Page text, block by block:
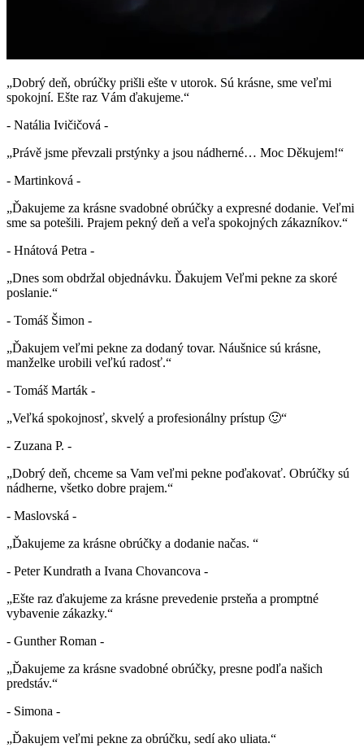
„Dobrý deň, obrúčky prišli ešte v utorok. Sú krásne, sme veľmi
spokojní. Ešte raz Vám ďakujeme.“
- Natália Ivičičová -
„Právě jsme převzali prstýnky a jsou nádherné… Moc Děkujem!“
- Martinková -
„Ďakujeme za krásne svadobné obrúčky a expresné dodanie. Veľmi
sme sa potešili. Prajem pekný deň a veľa spokojných zákazníkov.“
- Hnátová Petra -
„Dnes som obdržal objednávku. Ďakujem Veľmi pekne za skoré
poslanie.“
- Tomáš Šimon -
„Ďakujem veľmi pekne za dodaný tovar. Náušnice sú krásne,
manželke urobili veľkú radosť.“
- Tomáš Marták -
„Veľká spokojnosť, skvelý a profesionálny prístup 🙂“
- Zuzana P. -
„Dobrý deň, chceme sa Vam veľmi pekne poďakovať. Obrúčky sú
nádherne, všetko dobre prajem.“
- Maslovská -
„Ďakujeme za krásne obrúčky a dodanie načas. “
- Peter Kundrath a Ivana Chovancova -
„Ešte raz ďakujeme za krásne prevedenie prsteňa a promptné
vybavenie zákazky.“
- Gunther Roman -
„Ďakujeme za krásne svadobné obrúčky, presne podľa našich
predstáv.“
- Simona -
„Ďakujem veľmi pekne za obrúčku, sedí ako uliata.“